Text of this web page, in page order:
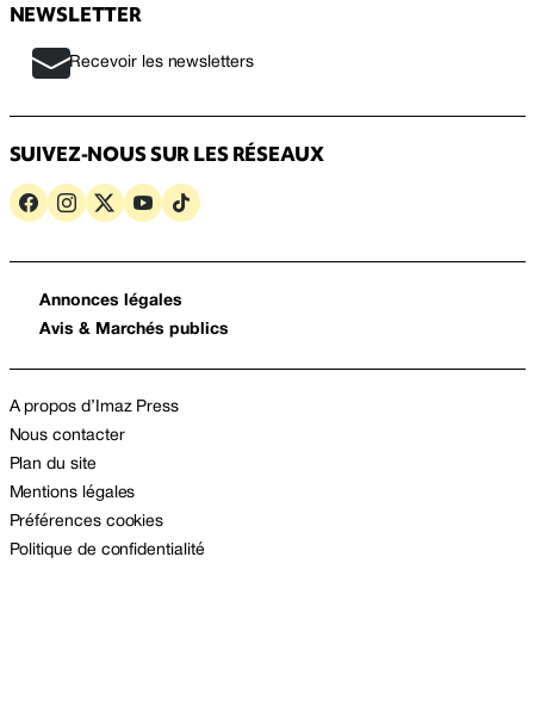
NEWSLETTER
Recevoir les newsletters
SUIVEZ-NOUS SUR LES RÉSEAUX
Annonces légales
Avis & Marchés publics
A propos d’Imaz Press
Nous contacter
Plan du site
Mentions légales
Préférences cookies
Politique de confidentialité